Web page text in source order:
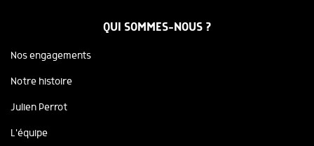
QUI SOMMES-NOUS ?
Nos engagements
Notre histoire
Julien Perrot
L'équipe